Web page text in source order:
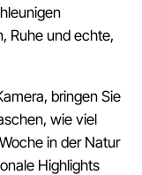
Ruhe und echte,
bringen Sie
wie viel
in der Natur
Highlights